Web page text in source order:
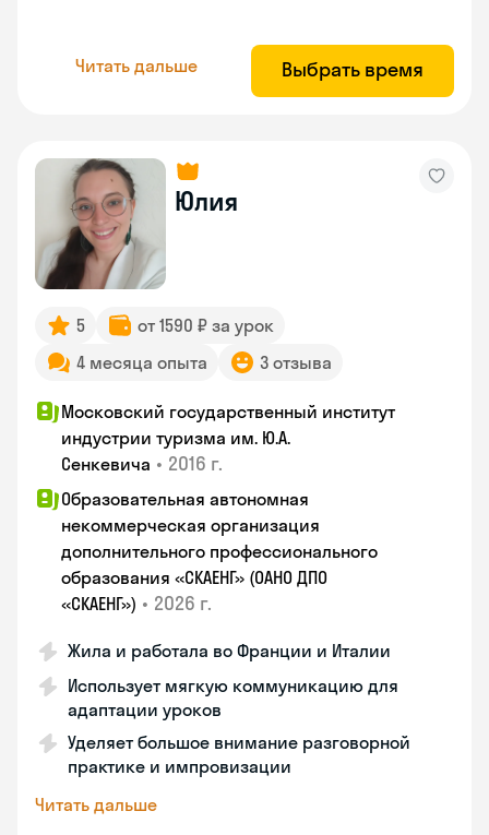
Читать дальше Выбрать время
Юлия
5
от 1590 ₽ за урок
4 месяца опыта
3 отзыва
Московский государственный институт
индустрии туризма им. Ю.А.
Сенкевича • 2016 г.
Образовательная автономная
некоммерческая организация
дополнительного профессионального
образования «СКАЕНГ» (ОАНО ДПО
«СКАЕНГ») • 2026 г.
Жила и работала во Франции и Италии
Использует мягкую коммуникацию для
адаптации уроков
Уделяет большое внимание разговорной
практике и импровизации
Читать дальше